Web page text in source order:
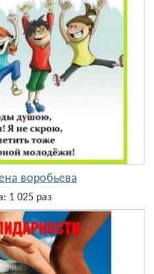
воробьева
1 025 раз